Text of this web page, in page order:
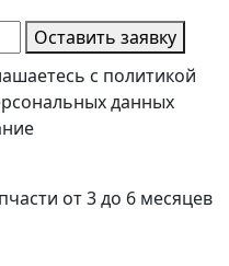
Оставить заявку
с политикой
данных
от 3 до 6 месяцев